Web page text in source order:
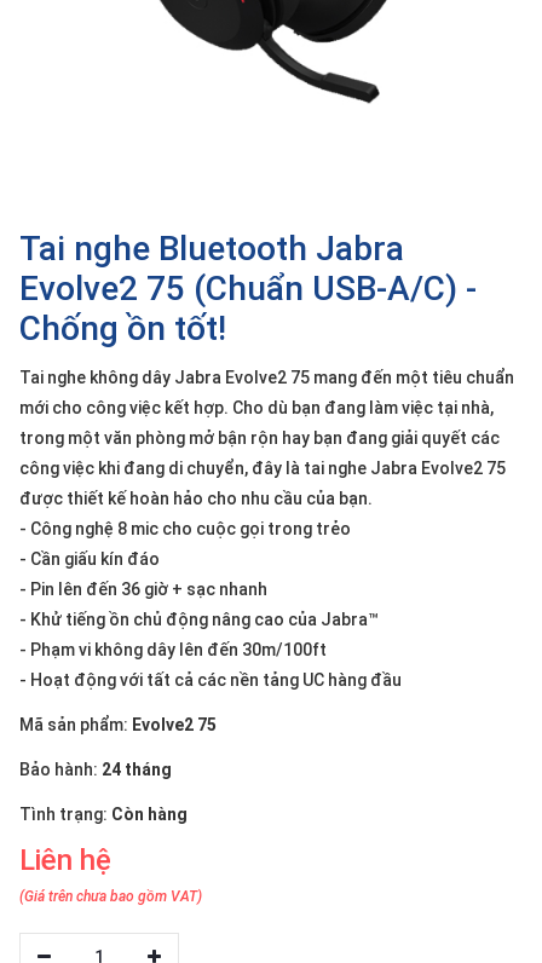
Tai nghe Bluetooth Jabra
Evolve2 75 (Chuẩn USB-A/C) -
Chống ồn tốt!
Tai nghe không dây Jabra Evolve2 75 mang đến một tiêu chuẩn
mới cho công việc kết hợp. Cho dù bạn đang làm việc tại nhà,
trong một văn phòng mở bận rộn hay bạn đang giải quyết các
công việc khi đang di chuyển, đây là tai nghe Jabra Evolve2 75
được thiết kế hoàn hảo cho nhu cầu của bạn.
- Công nghệ 8 mic cho cuộc gọi trong trẻo
- Cần giấu kín đáo
- Pin lên đến 36 giờ + sạc nhanh
- Khử tiếng ồn chủ động nâng cao của Jabra™
- Phạm vi không dây lên đến 30m/100ft
- Hoạt động với tất cả các nền tảng UC hàng đầu
Mã sản phẩm: Evolve2 75
Bảo hành: 24 tháng
Tình trạng: Còn hàng
Liên hệ
(Giá trên chưa bao gồm VAT)
1
pháp
Dịch
vụ
Hỗ
Tin
Liên
Giới
thiệu
NGÔN
NGỮ
việt
English